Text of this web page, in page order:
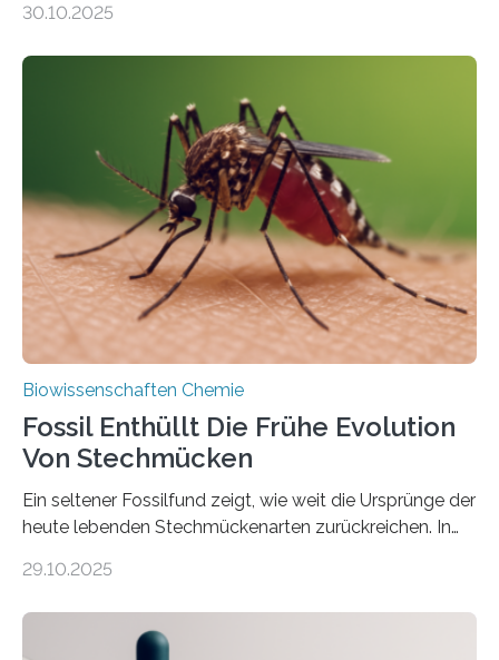
Landpflanzen zählen zu den komplexesten
Grünalgen, die vor Hunderten von Millionen Jahren
lebten. Unter den Vorfahren sticht eine Gruppe heraus,
die noch heute in der Natur vorkommt: die
Süßwasseralge Coleochaetophyceae. Einige Arten
dieser Gruppe bilden aus Zellfäden dichte Geflechte
mit scheibenförmiger Gestalt. Was auffällig ist: Die
nächsten…
30.10.2025
Biowissenschaften Chemie
Fossil Enthüllt Die Frühe Evolution
Von Stechmücken
Ein seltener Fossilfund zeigt, wie weit die Ursprünge der
heute lebenden Stechmückenarten zurückreichen. In
Forschende die bisher älteste bekannte Stechmücken-
Region Kachin in Myanmar und hat sich in
29.10.2025